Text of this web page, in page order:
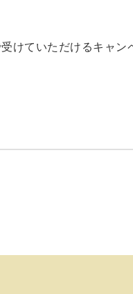
けていただけるキャン